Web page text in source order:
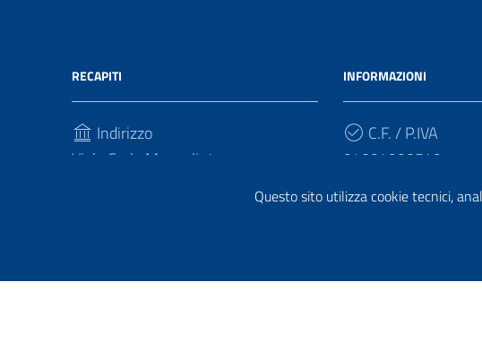
Questo sito utilizza cookie tecnici,
RECAPITI
Indirizzo
Viale Carlo Manuali, 4
INFORMAZIONI
C.F. / P.IVA
94094990549
Cod. Univoco